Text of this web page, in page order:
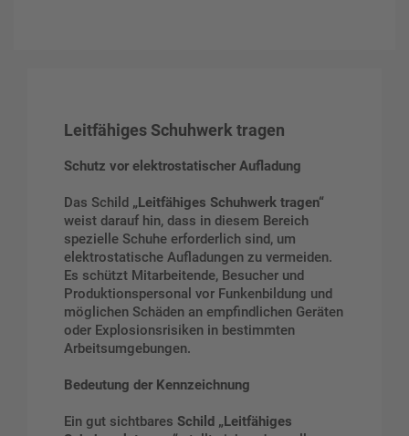
Leitfähiges Schuhwerk tragen
Schutz vor elektrostatischer Aufladung
Das Schild „Leitfähiges Schuhwerk tragen“
weist darauf hin, dass in diesem Bereich
spezielle Schuhe erforderlich sind, um
elektrostatische Aufladungen zu vermeiden.
Es schützt Mitarbeitende, Besucher und
Produktionspersonal vor Funkenbildung und
möglichen Schäden an empfindlichen Geräten
oder Explosionsrisiken in bestimmten
Arbeitsumgebungen.
Bedeutung der Kennzeichnung
Ein gut sichtbares Schild „Leitfähiges